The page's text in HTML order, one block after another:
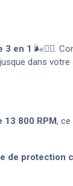
3 en 1 🌬️💇‍♀️.
dans
13 800 RPM,
de protection